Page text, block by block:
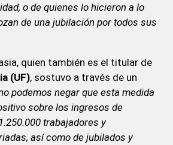
o de quienes lo hicieron a lo
de una jubilación por todos sus
quien también es el titular de
(UF), sostuvo a través de un
podemos negar que esta medida
sobre los ingresos de
trabajadores y
así como de jubilados y